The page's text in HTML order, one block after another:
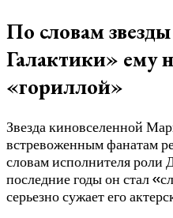
По словам
Галактики» ему
«гориллой»
Звезда киновселенной
встревоженным фанатам
словам исполнителя роли
последние годы он стал
серьезно сужает его